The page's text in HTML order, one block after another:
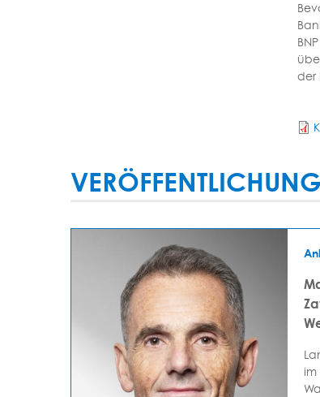
der
im